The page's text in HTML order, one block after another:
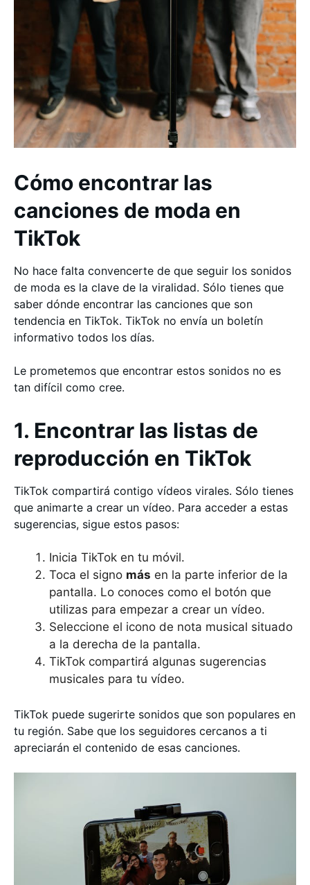
Cómo encontrar las
canciones de moda en
TikTok
No hace falta convencerte de que seguir los sonidos
de moda es la clave de la viralidad. Sólo tienes que
saber dónde encontrar las canciones que son
tendencia en TikTok. TikTok no envía un boletín
informativo todos los días.
Le prometemos que encontrar estos sonidos no es
tan difícil como cree.
1. Encontrar las listas de
reproducción en TikTok
TikTok compartirá contigo vídeos virales. Sólo tienes
que animarte a crear un vídeo. Para acceder a estas
sugerencias, sigue estos pasos:
Inicia TikTok en tu móvil.
Toca el signo más en la parte inferior de la
pantalla. Lo conoces como el botón que
utilizas para empezar a crear un vídeo.
Seleccione el icono de nota musical situado
a la derecha de la pantalla.
TikTok compartirá algunas sugerencias
musicales para tu vídeo.
TikTok puede sugerirte sonidos que son populares en
tu región. Sabe que los seguidores cercanos a ti
apreciarán el contenido de esas canciones.